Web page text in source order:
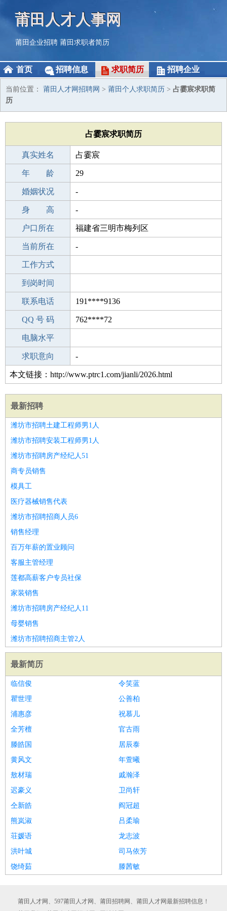
莆田人才人事网
莆田企业招聘 莆田求职者简历
首页 招聘信息 求职简历 招聘企业
当前位置： 莆田人才网招聘网 > 莆田个人求职简历 > 占霎宸求职简
历
占霎宸求职简历
真实姓名 占霎宸
性 别 女
年 龄 29
出生年月 1997-01-02
婚姻状况 -
学 历 专科
身 高 -
毕业学校 专科
户口所在 福建省三明市梅列区
所学专业 -
当前所在 -
工作经验
工作方式
驾 照
到岗时间
期望月薪
联系电话 191****9136
手机号码 191****9136
QQ 号 码 762****72
微信号码
电脑水平
外语水平
求职意向 -
本文链接：http://www.ptrc1.com/jianli/2026.html
最新招聘
潍坊市招聘土建工程师男1人
潍坊市招聘安装工程师男1人
潍坊市招聘房产经纪人51
商专员销售
模具工
医疗器械销售代表
潍坊市招聘招商人员6
销售经理
百万年薪的置业顾问
客服主管经理
莲都高薪客户专员社保
家装销售
潍坊市招聘房产经纪人11
母婴销售
潍坊市招聘招商主管2人
最新简历
临信俊
令笑蓝
瞿世理
公善柏
浦惠彦
祝慕儿
全芳檀
官古雨
滕皓国
居辰泰
黄风文
年萱曦
敖材瑞
戚瀚泽
迟豪义
卫尚轩
仝新皓
阎冠超
熊岚淑
吕柔瑜
荘媛语
龙志波
洪叶城
司马依芳
饶绮茹
滕茜敏
莆田人才网、597莆田人才网、莆田招聘网、莆田人才网最新招聘信息！